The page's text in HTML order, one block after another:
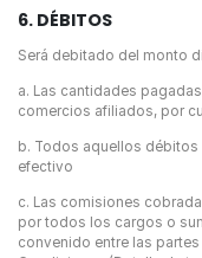
6. DÉBITOS
Será debitado del monto
a. Las cantidades
comercios afiliados, por
b. Todos aquellos
efectivo
c. Las comisiones
por todos los cargos o
convenido entre las